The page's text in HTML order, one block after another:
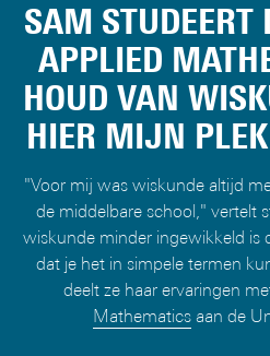
SAM STUDEERT
APPLIED
HOUD VAN
HIER MIJN
"Voor mij was wiskunde altijd
de middelbare school," vertelt
wiskunde minder ingewikkeld is
dat je het in simpele termen
deelt ze haar ervaringen
Mathematics aan de